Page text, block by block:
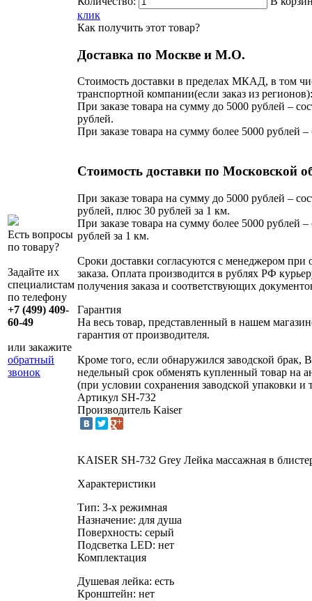
Есть вопросы
по товару?
Задайте их
специалистам
по телефону
+7 (499) 409-
60-49
или закажите
обратный
звонок
клик
Как получить этот товар?
Доставка по Москве и М.О.
Стоимость доставки в пределах МКАД, в том
транспортной компании(если заказ из регионов):
При заказе товара на сумму до 5000 рублей –
рублей.
При заказе товара на сумму более 5000 рублей –
Стоимость доставки по Московской
При заказе товара на сумму до 5000 рублей –
рублей, плюс 30 рублей за 1 км.
При заказе товара на сумму более 5000 рублей –
рублей за 1 км.
Сроки доставки согласуются с менеджером при
заказа. Оплата производится в рублях РФ
получения заказа и соответствующих
Гарантия
На весь товар, представленный в нашем
гарантия от производителя.
Кроме того, если обнаружился заводской брак,
недельный срок обменять купленный товар на
(при условии сохранения заводской упаковки и
Артикул SH-732
Производитель Kaiser
KAISER SH-732 Grey Лейка массажная в
Характеристики
Тип: 3-х режимная
Назначение: для душа
Поверхность: серый
Подсветка LED: нет
Комплектация
Душевая лейка: есть
Кронштейн: нет